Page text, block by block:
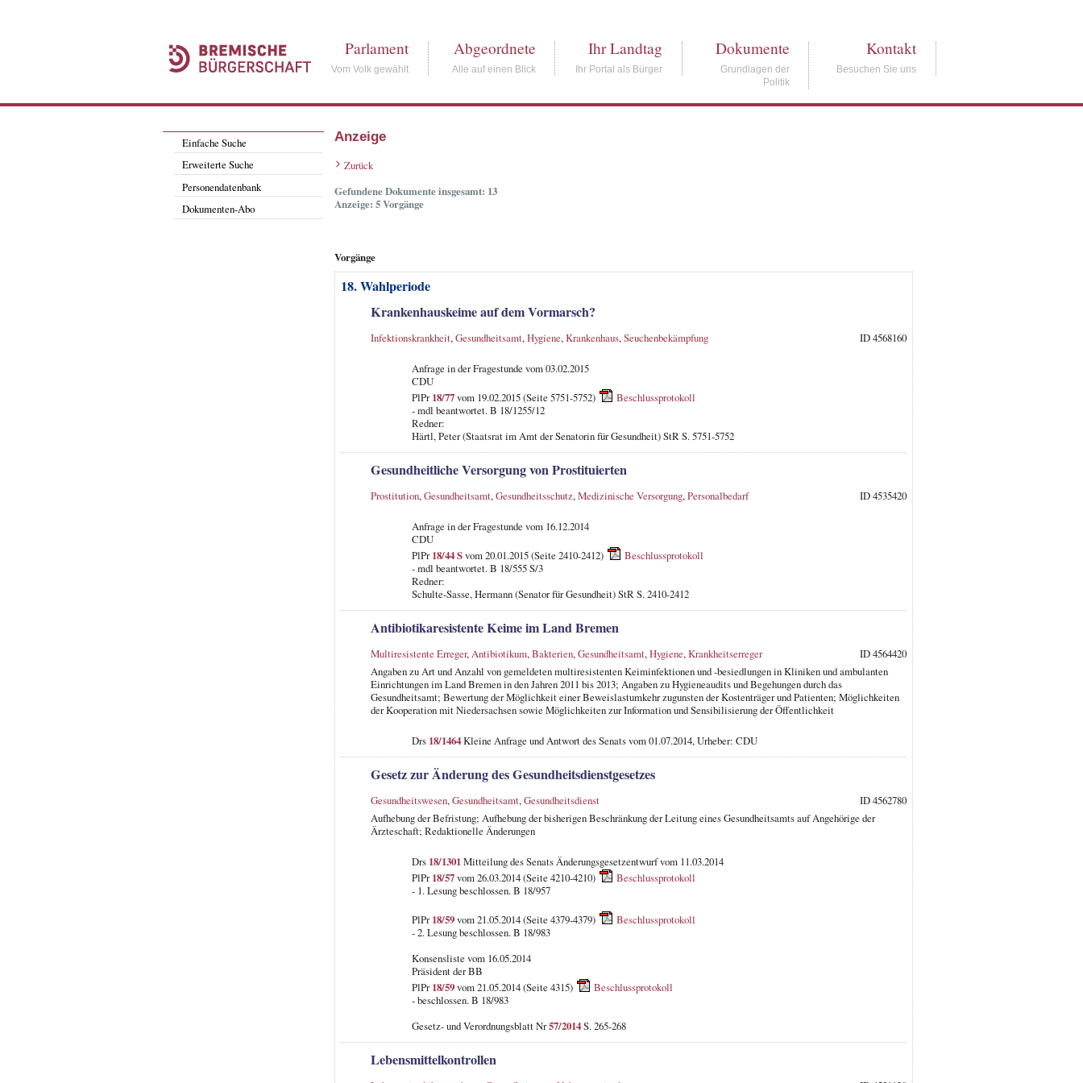
Parlament
Vom Volk gewählt
Abgeordnete
Alle auf einen Blick
Ihr Landtag
Ihr Portal als Bürger
Dokumente
Grundlagen der
Politik
Kontakt
Besuchen Sie uns
Einfache Suche
Erweiterte Suche
Personendatenbank
Dokumenten-Abo
Anzeige
Zurück
Gefundene Dokumente insgesamt: 13
Anzeige: 5 Vorgänge
Vorgänge
18. Wahlperiode
Krankenhauskeime auf dem Vormarsch?
Infektionskrankheit,Gesundheitsamt,Hygiene,Krankenhaus,Seuchenbekämpfung ID 4568160
Anfrage in der Fragestunde vom 03.02.2015
CDU
PlPr18/77vom 19.02.2015 (Seite 5751-5752)
Beschlussprotokoll
- mdl beantwortet. B 18/1255/12
Redner:
Härtl, Peter (Staatsrat im Amt der Senatorin für Gesundheit) StR S. 5751-5752
Gesundheitliche Versorgung von Prostituierten
Prostitution,Gesundheitsamt,Gesundheitsschutz,Medizinische Versorgung,Personalbedarf ID 4535420
Anfrage in der Fragestunde vom 16.12.2014
CDU
PlPr18/44 Svom 20.01.2015 (Seite 2410-2412)
Beschlussprotokoll
- mdl beantwortet. B 18/555 S/3
Redner:
Schulte-Sasse, Hermann (Senator für Gesundheit) StR S. 2410-2412
Antibiotikaresistente Keime im Land Bremen
Multiresistente Erreger,Antibiotikum,Bakterien,Gesundheitsamt,Hygiene,Krankheitserreger
ID 4564420
Angaben zu Art und Anzahl von gemeldeten multiresistenten Keiminfektionen und -besiedlungen in Kliniken und ambulanten
Einrichtungen im Land Bremen in den Jahren 2011 bis 2013; Angaben zu Hygieneaudits und Begehungen durch das
Gesundheitsamt; Bewertung der Möglichkeit einer Beweislastumkehr zugunsten der Kostenträger und Patienten; Möglichkeiten
der Kooperation mit Niedersachsen sowie Möglichkeiten zur Information und Sensibilisierung der Öffentlichkeit
Drs 18/1464Kleine Anfrage und Antwort des Senats vom 01.07.2014, Urheber: CDU
Gesetz zur Änderung des Gesundheitsdienstgesetzes
Gesundheitswesen,Gesundheitsamt,Gesundheitsdienst
ID 4562780
Aufhebung der Befristung; Aufhebung der bisherigen Beschränkung der Leitung eines Gesundheitsamts auf Angehörige der
Ärzteschaft; Redaktionelle Änderungen
Drs 18/1301Mitteilung des Senats Änderungsgesetzentwurf vom 11.03.2014
PlPr18/57vom 26.03.2014 (Seite 4210-4210)
Beschlussprotokoll
- 1. Lesung beschlossen. B 18/957
PlPr18/59vom 21.05.2014 (Seite 4379-4379)
Beschlussprotokoll
- 2. Lesung beschlossen. B 18/983
Konsensliste vom 16.05.2014
Präsident der BB
PlPr18/59vom 21.05.2014 (Seite 4315)
Beschlussprotokoll
- beschlossen. B 18/983
Gesetz- und Verordnungsblatt Nr57/2014S. 265-268
Lebensmittelkontrollen